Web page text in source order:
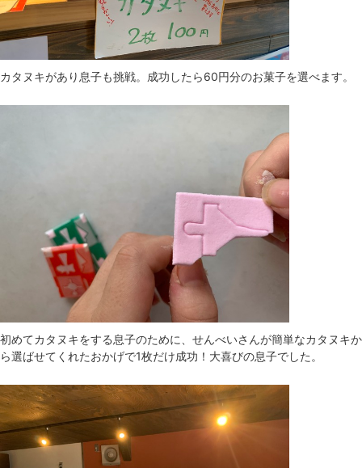
カタヌキがあり息子も挑戦。成功したら60円分のお菓子を選べます。
初めてカタヌキをする息子のために、せんべいさんが簡単なカタヌキか
ら選ばせてくれたおかげで1枚だけ成功！大喜びの息子でした。